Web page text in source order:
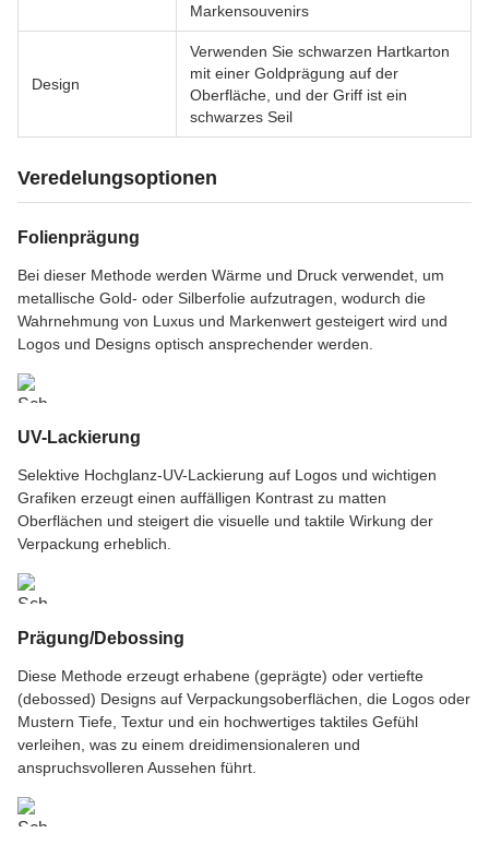
Markensouvenirs
Design
Verwenden Sie schwarzen Hartkarton
mit einer Goldprägung auf der
Oberfläche, und der Griff ist ein
schwarzes Seil
Veredelungsoptionen
Folienprägung
Bei dieser Methode werden Wärme und Druck verwendet, um
metallische Gold- oder Silberfolie aufzutragen, wodurch die
Wahrnehmung von Luxus und Markenwert gesteigert wird und
Logos und Designs optisch ansprechender werden.
UV-Lackierung
Selektive Hochglanz-UV-Lackierung auf Logos und wichtigen
Grafiken erzeugt einen auffälligen Kontrast zu matten
Oberflächen und steigert die visuelle und taktile Wirkung der
Verpackung erheblich.
Prägung/Debossing
Diese Methode erzeugt erhabene (geprägte) oder vertiefte
(debossed) Designs auf Verpackungsoberflächen, die Logos oder
Mustern Tiefe, Textur und ein hochwertiges taktiles Gefühl
verleihen, was zu einem dreidimensionaleren und
anspruchsvolleren Aussehen führt.